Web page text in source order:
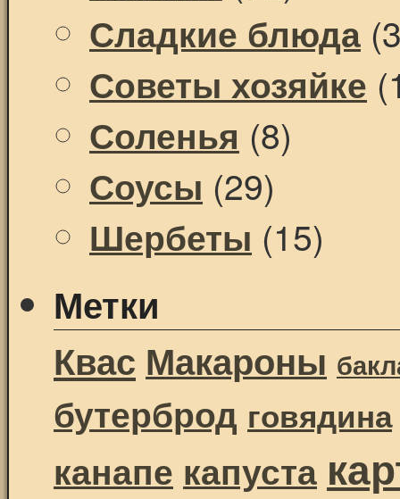
Сладкие блюда
Советы хозяйке
Соленья (8)
Соусы (29)
Шербеты (15)
Метки
Квас Макароны
бутерброд говядина
канапе капуста